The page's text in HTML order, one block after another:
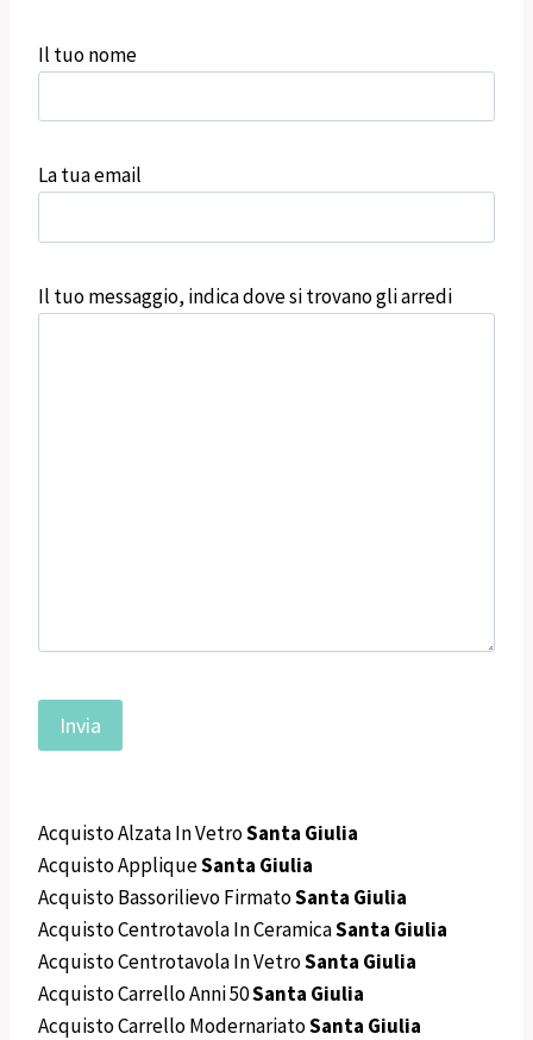
Il tuo nome
La tua email
Il tuo messaggio, indica dove si trovano gli arredi
Acquisto Alzata In VetroSanta Giulia
Acquisto AppliqueSanta Giulia
Acquisto Bassorilievo FirmatoSanta Giulia
Acquisto Centrotavola In CeramicaSanta Giulia
Acquisto Centrotavola In VetroSanta Giulia
Acquisto Carrello Anni 50Santa Giulia
Acquisto Carrello ModernariatoSanta Giulia